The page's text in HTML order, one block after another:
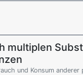
multiplen
und Konsum